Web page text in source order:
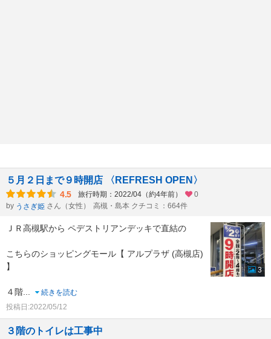
５月２日まで９時開店 〈REFRESH OPEN〉
4.5 旅行時期：2022/04（約4年前）
0
by うさぎ姫 さん（女性） 高槻・島本 クチコミ：664件
ＪＲ高槻駅から ペデストリアンデッキで直結の
こちらのショッピングモール【 アルプラザ (高槻店)
】
４階...
続きを読む
投稿日:2022/05/12
3
３階のトイレは工事中